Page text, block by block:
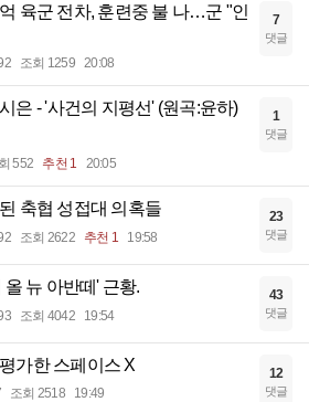
육군 전차, 훈련중 불 나…군 "인
조회 1259 20:08
7
댓글
은 - '사건의 지평선' (원곡:윤하)
552 추천 1 20:05
1
댓글
축협 성접대 의혹들
조회 2622 추천 1 19:58
23
댓글
올 뉴 아반떼' 근황.
조회 4042 19:54
43
댓글
가한 스페이스 X
조회 2518 19:49
12
댓글